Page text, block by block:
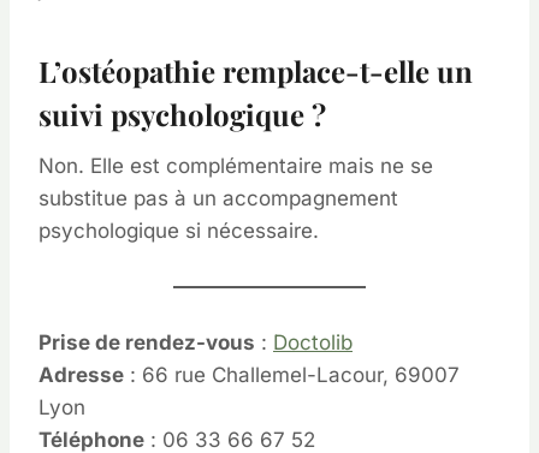
L’ostéopathie remplace-t-elle un
suivi psychologique ?
Non. Elle est complémentaire mais ne se
substitue pas à un accompagnement
psychologique si nécessaire.
Prise de rendez-vous : Doctolib
Adresse : 66 rue Challemel-Lacour, 69007
Lyon
Téléphone : 06 33 66 67 52